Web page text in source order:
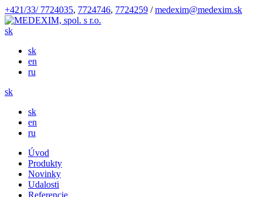
+421/33/ 7724035, 7724746, 7724259 /medexim@medexim.sk
sk
sk
en
ru
sk
sk
en
ru
Úvod
Produkty
Novinky
Udalosti
Referencie